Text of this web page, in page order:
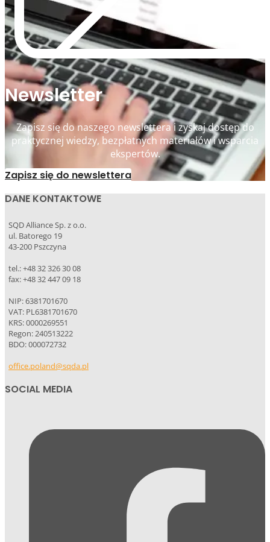
Newsletter
Zapisz się do naszego newslettera i zyskaj dostęp do
praktycznej wiedzy, bezpłatnych materiałów i wsparcia
ekspertów.
Zapisz się do newslettera
DANE KONTAKTOWE
SQD Alliance Sp. z o.o.
ul. Batorego 19
43-200 Pszczyna
tel.: +48 32 326 30 08
fax: +48 32 447 09 18
NIP: 6381701670
VAT: PL6381701670
KRS: 0000269551
Regon: 240513222
BDO: 000072732
office.poland@sqda.pl
SOCIAL MEDIA